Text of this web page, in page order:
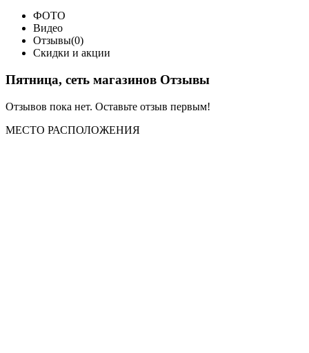
ФОТО
Видео
Отзывы(0)
Скидки и акции
Пятница, сеть магазинов Отзывы
Отзывов пока нет. Оставьте отзыв первым!
МЕСТО РАСПОЛОЖЕНИЯ